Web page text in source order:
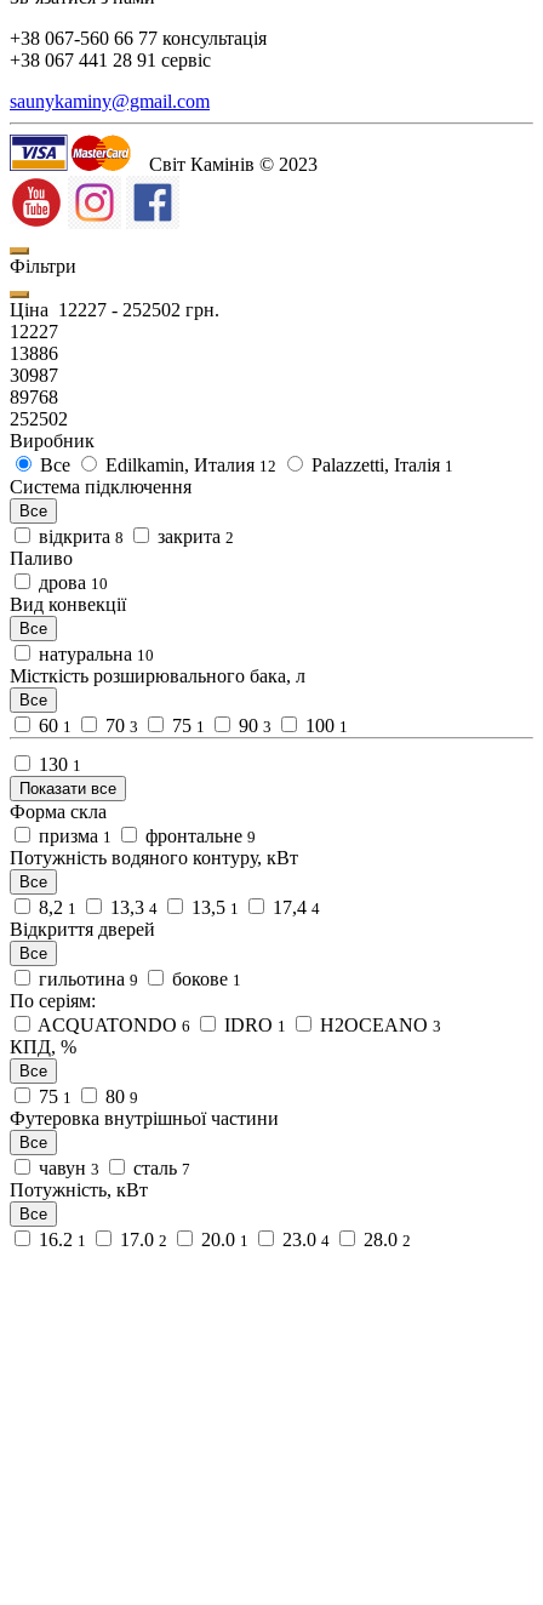
+38 067-560 66 77 консультація
+38 067 441 28 91 сервіс
saunykaminy@gmail.com
Світ Камінів © 2023
Фільтри
Ціна 12227 - 252502 грн.
12227
13886
30987
89768
252502
Виробник
Все
Edilkamin, Италия 12 Palazzetti, Італія 1
Система підключення
Все
відкрита 8 закрита 2
Паливо
дрова 10
Вид конвекції
Все
натуральна 10
Місткість розширювального бака, л
Все
60 1 70 3 75 1 90 3 100 1
130 1
Показати все
Форма скла
призма 1 фронтальне 9
Потужність водяного контуру, кВт
Все
8,2 1 13,3 4 13,5 1 17,4 4
Відкриття дверей
Все
гильотина 9 бокове 1
По серіям:
ACQUATONDO 6 IDRO 1 H2OCEANO 3
КПД, %
Все
75 1 80 9
Футеровка внутрішньої частини
Все
чавун 3 сталь 7
Потужність, кВт
Все
16.2 1 17.0 2 20.0 1 23.0 4 28.0 2